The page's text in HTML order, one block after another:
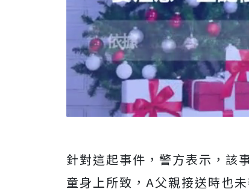
針對這起事件，警方表示，該
童身上所致，A父親接送時也